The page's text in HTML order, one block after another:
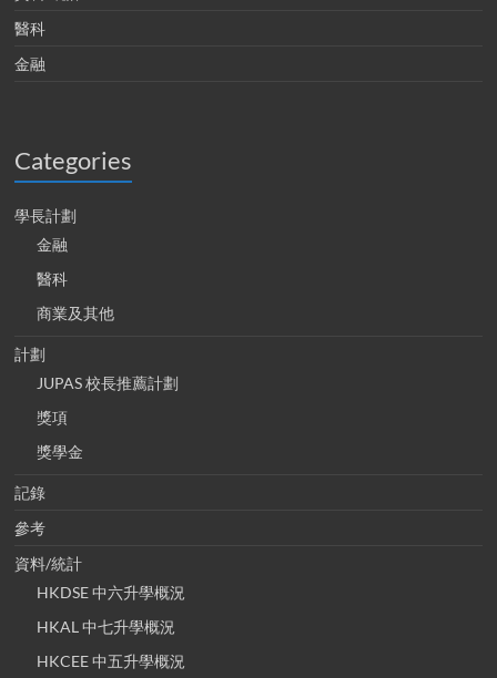
醫科
金融
Categories
學長計劃
金融
醫科
商業及其他
計劃
JUPAS 校長推薦計劃
獎項
獎學金
記錄
參考
資料/統計
HKDSE 中六升學概況
HKAL 中七升學概況
HKCEE 中五升學概況